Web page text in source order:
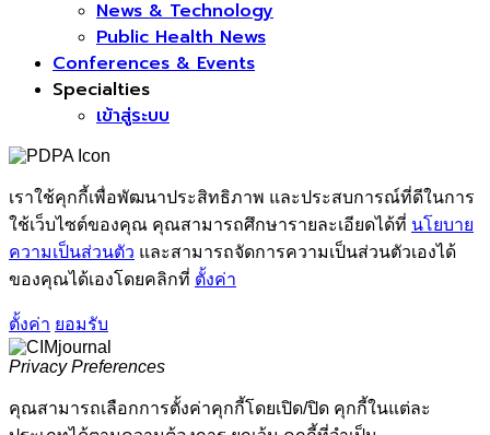
News & Technology
Public Health News
Conferences & Events
Specialties
เข้าสู่ระบบ
เราใช้คุกกี้เพื่อพัฒนาประสิทธิภาพ และประสบการณ์ที่ดีในการ
ใช้เว็บไซต์ของคุณ คุณสามารถศึกษารายละเอียดได้ที่ นโยบาย
ความเป็นส่วนตัว และสามารถจัดการความเป็นส่วนตัวเองได้
ของคุณได้เองโดยคลิกที่ ตั้งค่า
ตั้งค่า ยอมรับ
Privacy Preferences
คุณสามารถเลือกการตั้งค่าคุกกี้โดยเปิด/ปิด คุกกี้ในแต่ละ